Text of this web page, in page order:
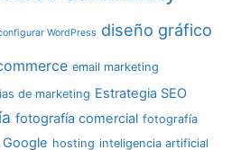
WordPress diseño gráfico
email marketing
de marketing Estrategia SEO
fotografía comercial fotografía
Google hosting inteligencia artificial